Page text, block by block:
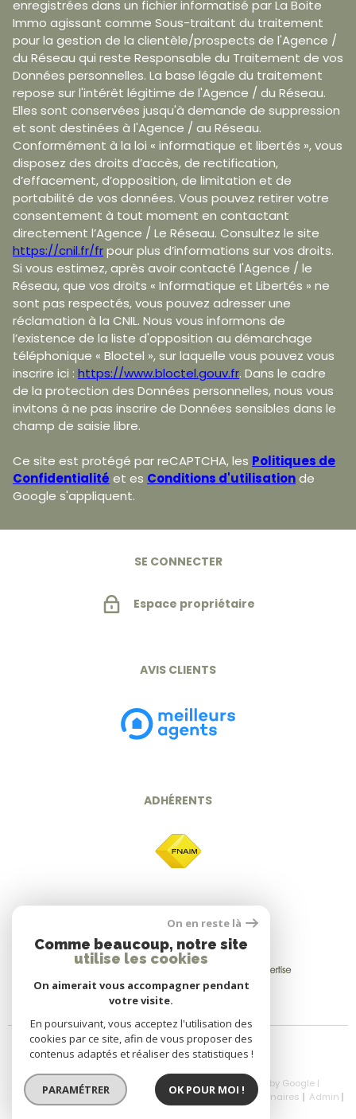
enregistrées dans un fichier informatisé par La Boite
Immo agissant comme Sous-traitant du traitement
pour la gestion de la clientèle/prospects de l'Agence /
du Réseau qui reste Responsable du Traitement de vos
Données personnelles. La base légale du traitement
repose sur l'intérêt légitime de l'Agence / du Réseau.
Elles sont conservées jusqu'à demande de suppression
et sont destinées à l'Agence / au Réseau.
Conformément à la loi « informatique et libertés », vous
disposez des droits d’accès, de rectification,
d’effacement, d’opposition, de limitation et de
portabilité de vos données. Vous pouvez retirer votre
consentement à tout moment en contactant
directement l’Agence / Le Réseau. Consultez le site
https://cnil.fr/frpour plus d’informations sur vos droits.
Si vous estimez, après avoir contacté l'Agence / le
Réseau, que vos droits « Informatique et Libertés » ne
sont pas respectés, vous pouvez adresser une
réclamation à la CNIL. Nous vous informons de
l’existence de la liste d'opposition au démarchage
téléphonique « Bloctel », sur laquelle vous pouvez vous
inscrire ici : https://www.bloctel.gouv.fr. Dans le cadre
de la protection des Données personnelles, nous vous
invitons à ne pas inscrire de Données sensibles dans le
champ de saisie libre.
Ce site est protégé par reCAPTCHA, les Politiques de
Confidentialité et es Conditions d'utilisationde
Google s'appliquent.
SE CONNECTER
Espace propriétaire
AVIS CLIENTS
ADHÉRENTS
© 2026 | Tous droits réservés | Traduction powered by Google |
Nos Honoraires
Plan Du Site Mentions Légales Partenaires
Admin
On en reste là
Comme beaucoup, notre site
utilise les cookies
On aimerait vous accompagner pendant
votre visite.
En poursuivant, vous acceptez l'utilisation des
cookies par ce site, afin de vous proposer des
contenus adaptés et réaliser des statistiques !
PARAMÉTRER OK POUR MOI !